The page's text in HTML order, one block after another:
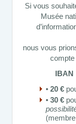
Si vous
Musée
nous vous
compte
IBAN
• 20 €
• 30 €